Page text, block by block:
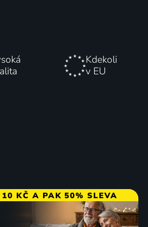
Kdekoli
v EU
KČ A PAK 50% SLEVA